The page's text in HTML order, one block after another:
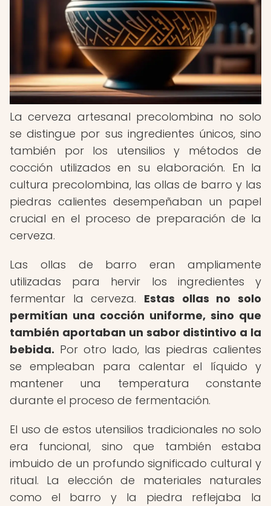
La cerveza artesanal precolombina no solo
se distingue por sus ingredientes únicos, sino
también por los utensilios y métodos de
cocción utilizados en su elaboración. En la
cultura precolombina, las ollas de barro y las
piedras calientes desempeñaban un papel
crucial en el proceso de preparación de la
cerveza.
Las ollas de barro eran ampliamente
utilizadas para hervir los ingredientes y
fermentar la cerveza. Estas ollas no solo
permitían una cocción uniforme, sino que
también aportaban un sabor distintivo a la
bebida. Por otro lado, las piedras calientes
se empleaban para calentar el líquido y
mantener una temperatura constante
durante el proceso de fermentación.
El uso de estos utensilios tradicionales no solo
era funcional, sino que también estaba
imbuido de un profundo significado cultural y
ritual. La elección de materiales naturales
como el barro y la piedra reflejaba la